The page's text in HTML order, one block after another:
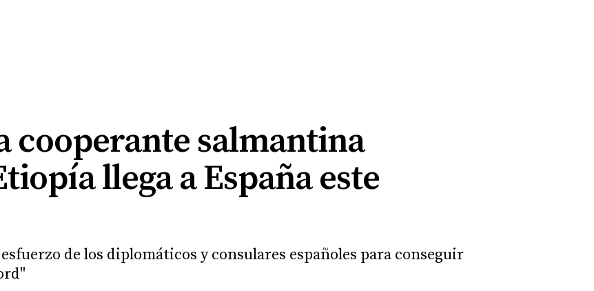
cooperante salmantina
llega a España este
de los diplomáticos y consulares españoles para conseguir